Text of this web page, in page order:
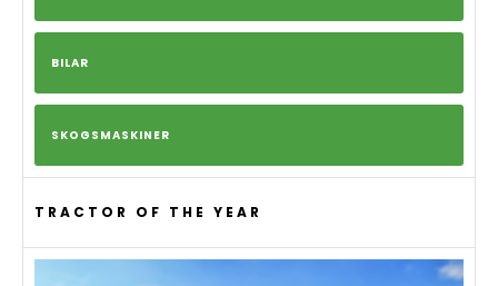
BILAR
SKOGSMASKINER
TRACTOR OF THE YEAR